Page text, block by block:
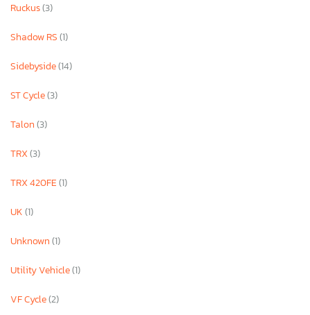
Ruckus(3)
Shadow RS(1)
Sidebyside(14)
ST Cycle(3)
Talon(3)
TRX(3)
TRX 420FE(1)
UK(1)
Unknown(1)
Utility Vehicle(1)
VF Cycle(2)